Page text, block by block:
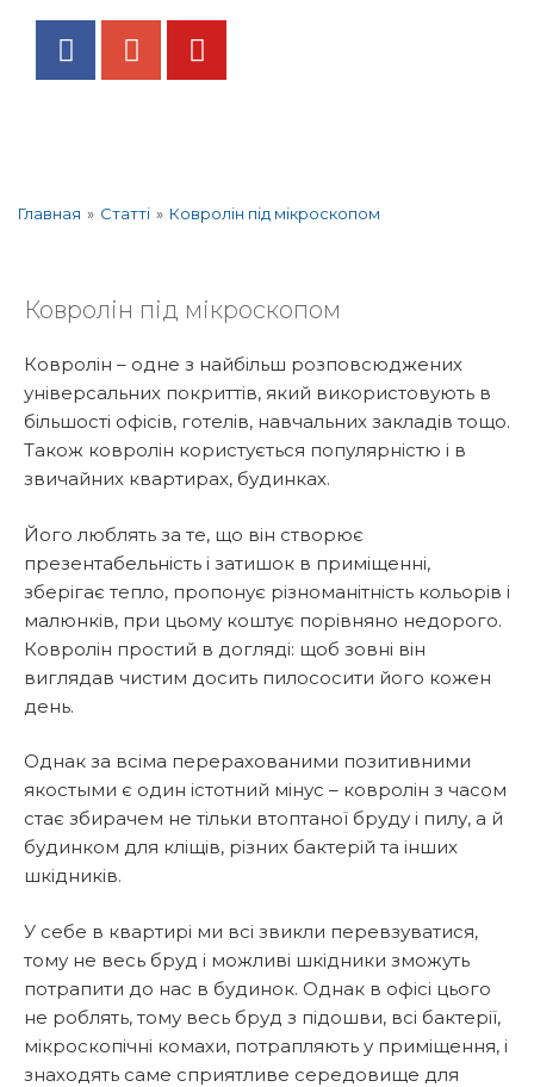
Главная » Статті » Ковролін під мікроскопом
Ковролін під мікроскопом
Ковролін – одне з найбільш розповсюджених
універсальних покриттів, який використовують в
більшості офісів, готелів, навчальних закладів тощо.
Також ковролін користується популярністю і в
звичайних квартирах, будинках.
Його люблять за те, що він створює
презентабельність і затишок в приміщенні,
зберігає тепло, пропонує різноманітність кольорів і
малюнків, при цьому коштує порівняно недорого.
Ковролін простий в догляді: щоб зовні він
виглядав чистим досить пилососити його кожен
день.
Однак за всіма перерахованими позитивними
якостыми є один істотний мінус – ковролін з часом
стає збирачем не тільки втоптаної бруду і пилу, а й
будинком для кліщів, різних бактерій та інших
шкідників.
У себе в квартирі ми всі звикли перевзуватися,
тому не весь бруд і можливі шкідники зможуть
потрапити до нас в будинок. Однак в офісі цього
не роблять, тому весь бруд з підошви, всі бактерії,
мікроскопічні комахи, потрапляють у приміщення, і
знаходять саме сприятливе середовище для